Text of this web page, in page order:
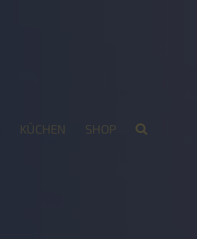
KÜCHEN SHOP 2